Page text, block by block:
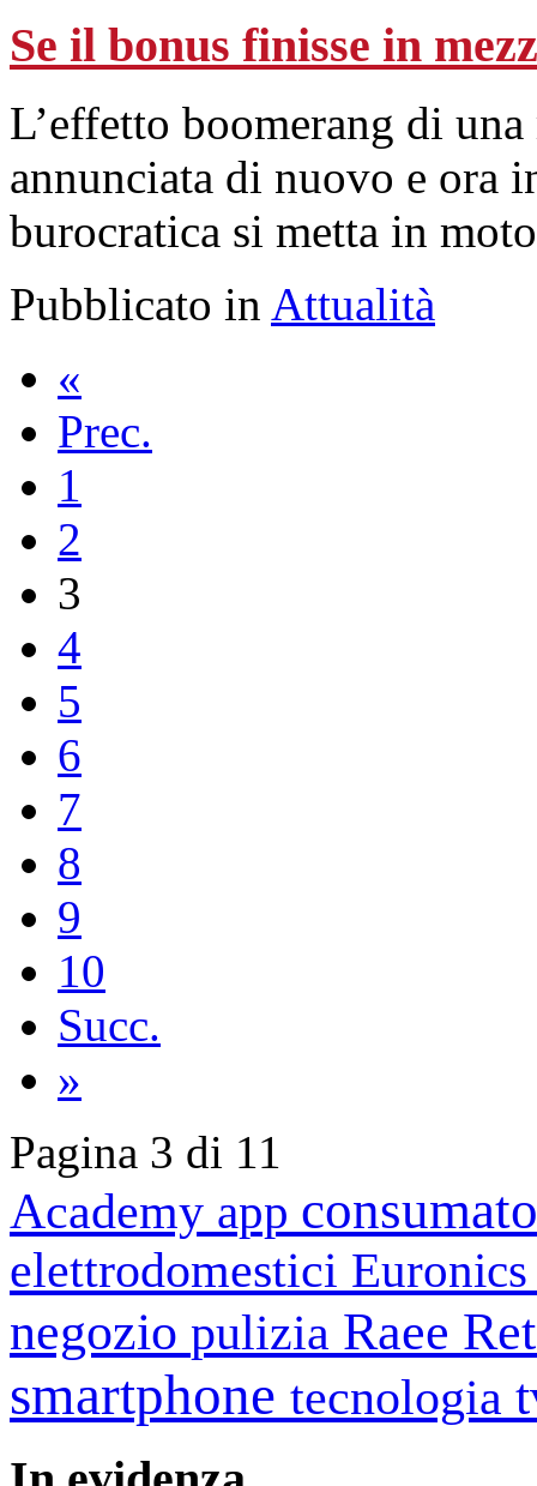
Se il bonus finisse in
L’effetto boomerang di
annunciata di nuovo e ora
burocratica si metta in
Pubblicato in Attualità
«
Prec.
1
2
3
4
5
6
7
8
9
10
Succ.
»
Pagina 3 di 11
Academy app
elettrodomestici
negozio pulizia Raee
smartphone tecnologia